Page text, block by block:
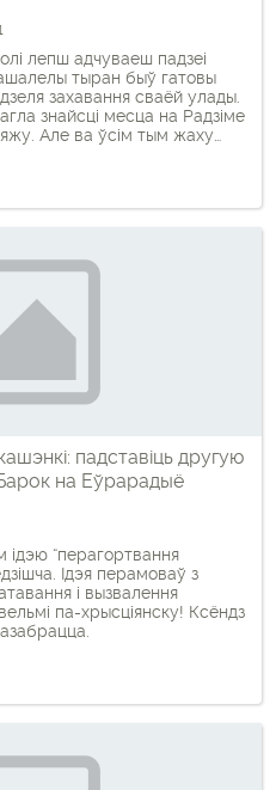
лепш адчуваеш падзеі
тыран быў гатовы
захавання сваёй улады.
знайсці месца на Радзіме
Але ва ўсім тым жаху
падставіць другую
на Еўрарадыё
ідэю “перагортвання
Ідэя перамоваў з
і вызвалення
па-хрысціянску! Ксёндз